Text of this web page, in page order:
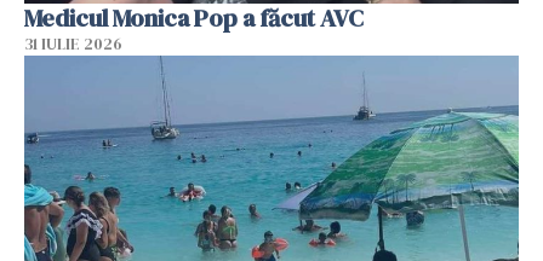
Medicul Monica Pop a făcut AVC
31 IULIE 2026